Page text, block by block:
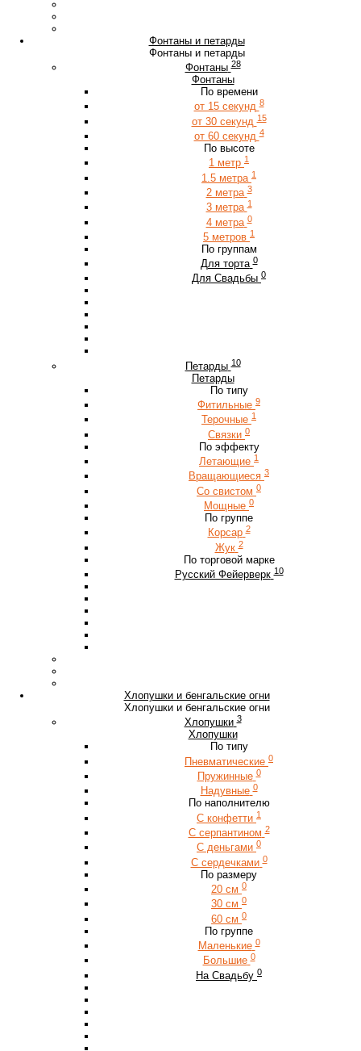
Фонтаны и петарды
Фонтаны и петарды
Фонтаны 28
Фонтаны
По времени
от 15 секунд 8
от 30 секунд 15
от 60 секунд 4
По высоте
1 метр 1
1.5 метра 1
2 метра 3
3 метра 1
4 метра 0
5 метров 1
По группам
Для торта 0
Для Свадьбы 0
Петарды 10
Петарды
По типу
Фитильные 9
Терочные 1
Связки 0
По эффекту
Летающие 1
Вращающиеся 3
Со свистом 0
Мощные 0
По группе
Корсар 2
Жук 2
По торговой марке
Русский Фейерверк 10
Хлопушки и бенгальские огни
Хлопушки и бенгальские огни
Хлопушки 3
Хлопушки
По типу
Пневматические 0
Пружинные 0
Надувные 0
По наполнителю
С конфетти 1
С серпантином 2
С деньгами 0
С сердечками 0
По размеру
20 см 0
30 см 0
60 см 0
По группе
Маленькие 0
Большие 0
На Свадьбу 0